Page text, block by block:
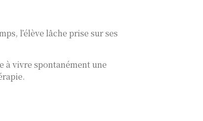
l’élève lâche prise sur ses
à vivre spontanément une